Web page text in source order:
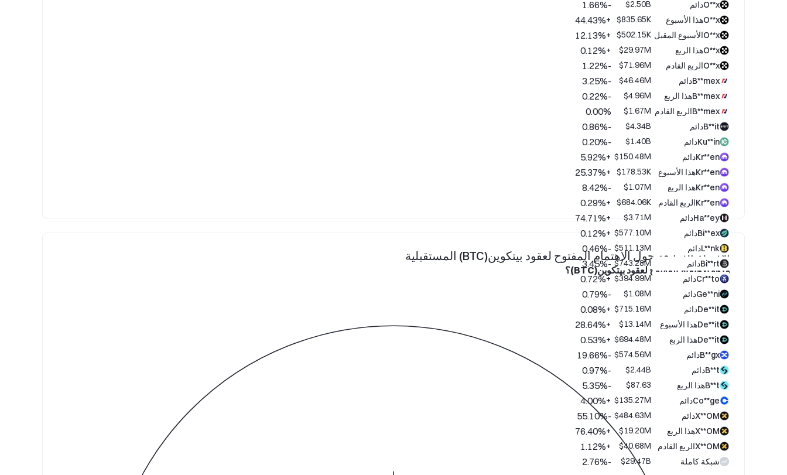
O**xدائم $2.50B
-1.66%
O**xهذا الأسبوع $835.65K
+44.43%
O**xالأسبوع المقبل $502.15K
+12.13%
O**xهذا الربع $29.97M
+0.12%
O**xالربع القادم $71.96M
-1.22%
B**mexدائم $46.46M
-3.25%
B**mexهذا الربع $4.96M
-0.22%
B**mexالربع القادم $1.67M
0.00%
B**itدائم $4.34B
-0.86%
Ku**inدائم $1.40B
-0.20%
Kr**enدائم $150.48M
+5.92%
Kr**enهذا الأسبوع $178.53K
+25.37%
Kr**enهذا الربع $1.07M
-8.42%
Kr**enالربع القادم $684.06K
+0.29%
Ha**eyدائم $3.71M
+74.71%
Bi**exدائم $577.10M
+0.12%
L**nkدائم $511.13M
-0.46%
Bi**rtدائم $743.28M
-3.45%
Cr**toدائم $394.99M
+0.72%
Ge**niدائم $1.08M
-0.79%
De**itدائم $715.16M
+0.08%
De**itهذا الأسبوع $13.14M
+28.64%
De**itهذا الربع $694.48M
+0.53%
B**gxدائم $574.56M
-19.66%
B**tدائم $2.44B
-0.97%
B**tهذا الربع $87.63
-5.35%
Co**geدائم $135.27M
+4.00%
X**OMدائم $484.63M
-55.10%
X**OMهذا الربع $19.20M
+76.40%
X**OMالربع القادم $40.68M
+1.12%
شبكة كاملة $29.47B
-2.76%
الأسئلة الشائعة حول الاهتمام المفتوح لعقود بيتكوين(BTC) المستقبلية
ما هو الاهتمام المفتوح لعقود بيتكوين(BTC)؟